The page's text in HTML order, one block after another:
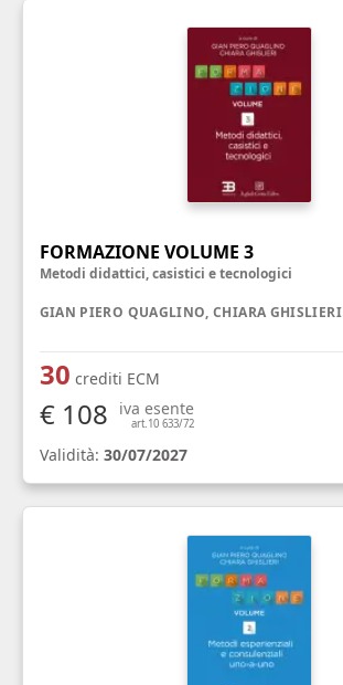
FORMAZIONE VOLUME 3
Metodi didattici, casistici e tecnologici
GIAN PIERO QUAGLINO, CHIARA GHISLIERI
30 crediti ECM
€ 108 iva esente
art.10 633/72
Validità: 30/07/2027